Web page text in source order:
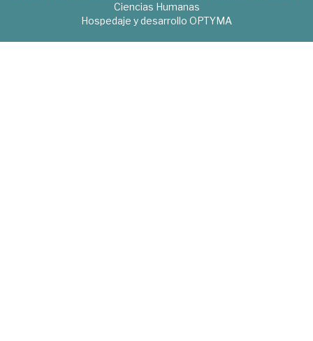
Ciencias Humanas
Hospedaje y desarrollo OPTYMA